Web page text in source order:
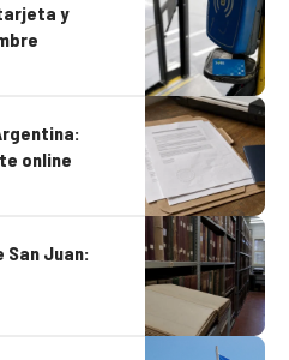
y
online
Juan: